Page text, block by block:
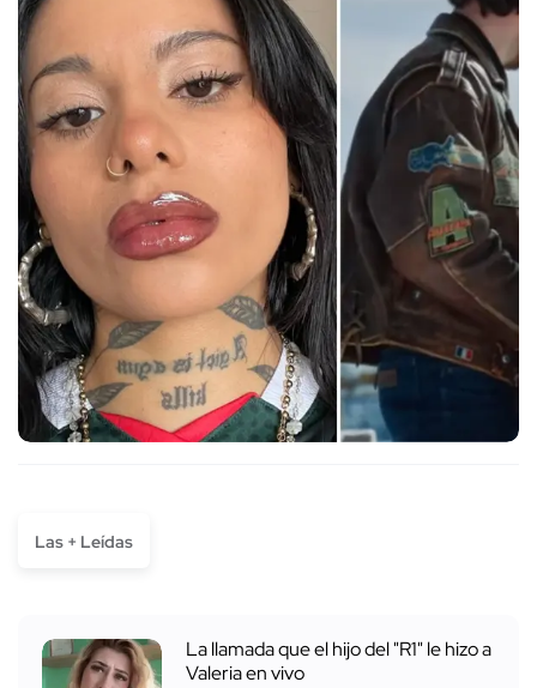
Las + Leídas
La llamada que el hijo del "R1" le hizo a
Valeria en vivo